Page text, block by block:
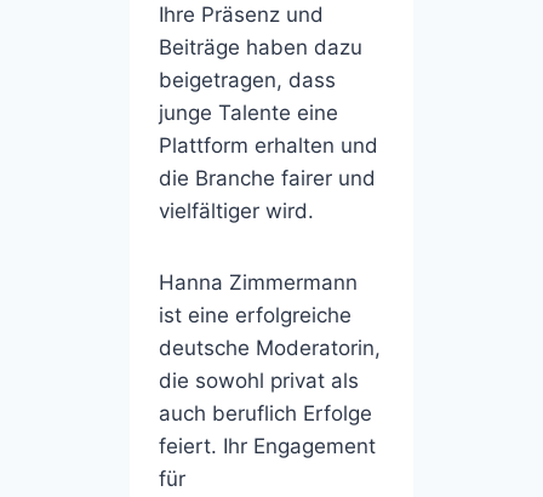
Ihre Präsenz und
Beiträge haben dazu
beigetragen, dass
junge Talente eine
Plattform erhalten und
die Branche fairer und
vielfältiger wird.
Hanna Zimmermann
ist eine erfolgreiche
deutsche Moderatorin,
die sowohl privat als
auch beruflich Erfolge
feiert. Ihr Engagement
für